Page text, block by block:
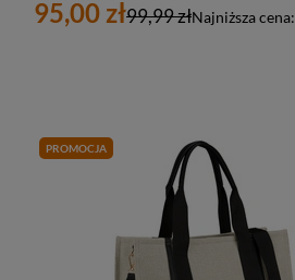
95,00 zł Najniższa cena:
99,99 zł
PROMOCJA